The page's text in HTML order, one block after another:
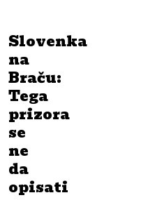
Slovenka
na
Braču:
Tega
prizora
se
ne
da
opisati